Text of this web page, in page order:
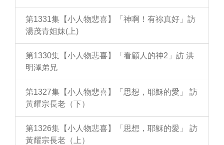
第1331集【小人物悲喜】「神啊！有祢真好」訪
湯茂青姐妹(上)
第1330集【小人物悲喜】「看顧人的神2」訪 洪
明澤弟兄
第1327集【小人物悲喜】「思想，耶穌的愛」 訪
黃耀宗長老（下）
第1326集【小人物悲喜】「思想，耶穌的愛」 訪
黃耀宗長老（上）